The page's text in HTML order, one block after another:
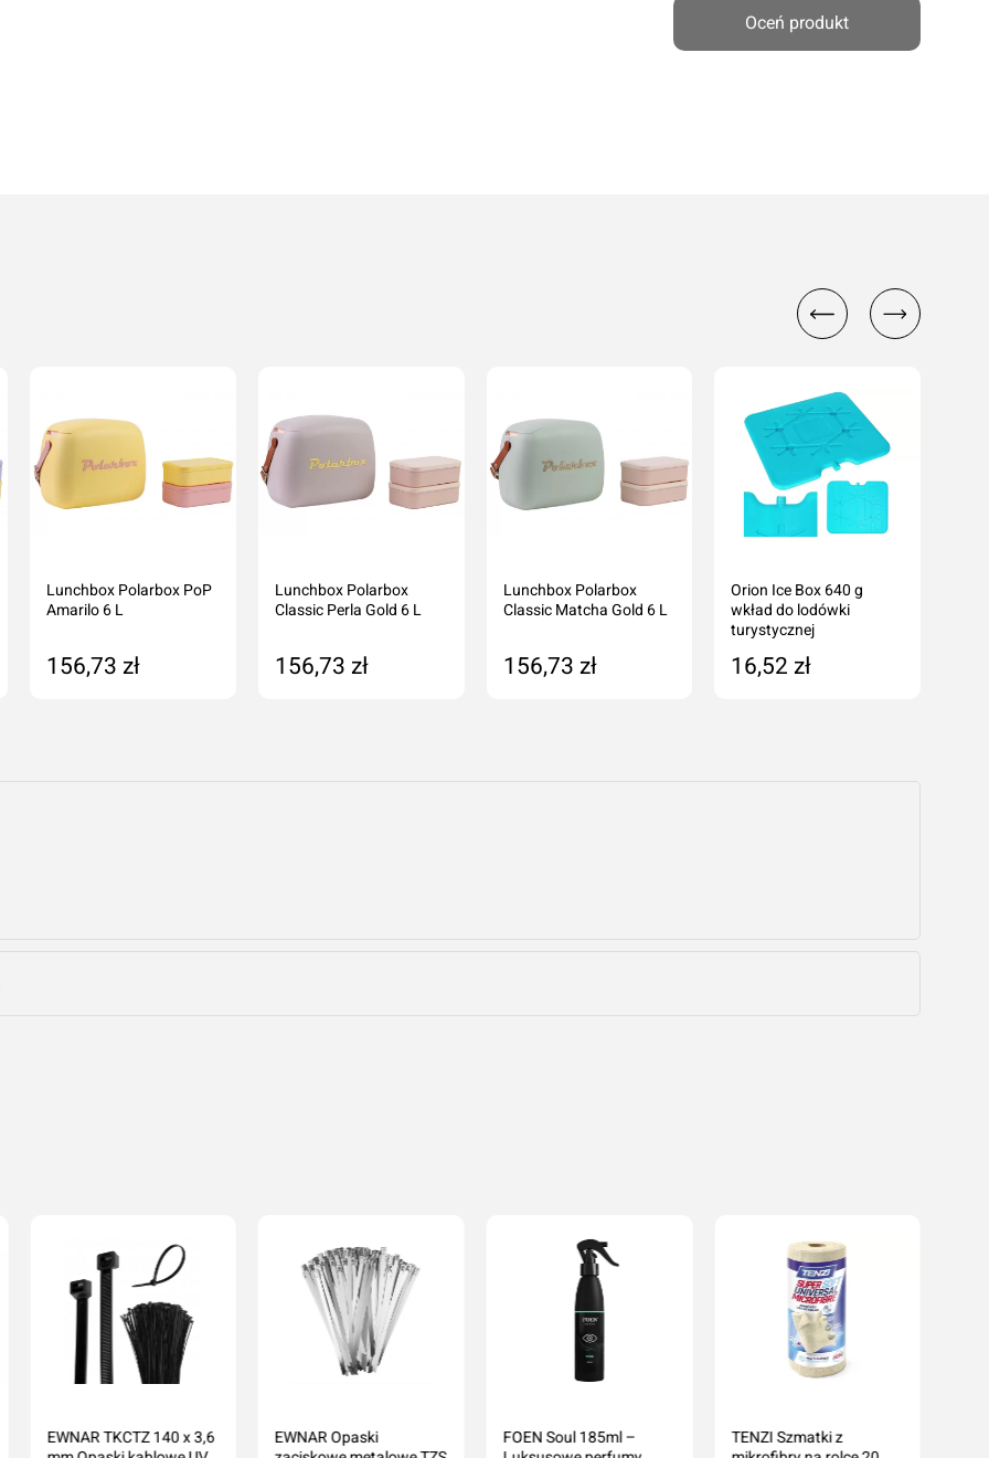
Oceń produkt
Lunchbox Polarbox PoP
Amarilo 6 L
156,73 zł
Lunchbox Polarbox
Classic Perla Gold 6 L
156,73 zł
Lunchbox Polarbox
Classic Matcha Gold 6 L
156,73 zł
Orion Ice Box 640 g
wkład do lodówki
turystycznej
16,52 zł
EWNAR TKCTZ 140 x 3,6
EWNAR Opaski
FOEN Soul 185ml –
TENZI Szmatki z